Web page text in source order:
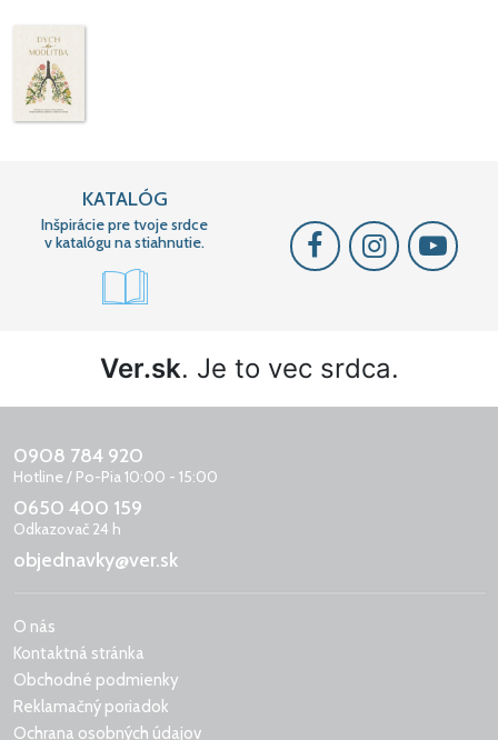
KATALÓG
Inšpirácie pre tvoje srdce
v katalógu na stiahnutie.
Ver.sk. Je to vec srdca.
0908 784 920
Hotline / Po-Pia 10:00 - 15:00
0650 400 159
Odkazovač 24 h
objednavky@ver.sk
O nás
Kontaktná stránka
Obchodné podmienky
Reklamačný poriadok
Ochrana osobných údajov